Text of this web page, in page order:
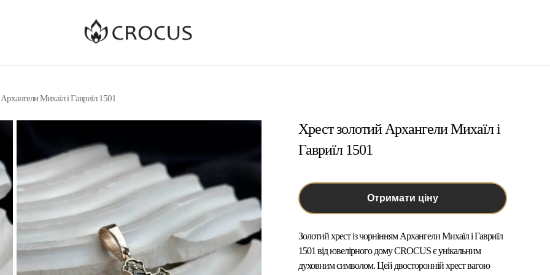
Михаїл і Гавриїл 1501
Хрест золотий Архангели Михаїл і
Гавриїл 1501
Отримати ціну
Золотий хрест із чорнінням Архангели Михаїл і Гавриїл
1501 від ювелірного дому CROCUSє унікальним
духовним символом. Цей двосторонній хрест вагою